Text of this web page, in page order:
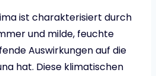
ist charakterisiert durch
und milde, feuchte
Auswirkungen auf die
hat. Diese klimatischen